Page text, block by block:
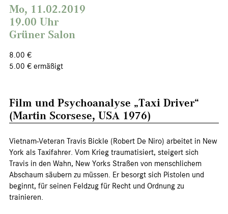
Mo, 11.02.2019
19.00 Uhr
Grüner Salon
8.00 €
5.00 € ermäßigt
Film und Psychoanalyse „Taxi Driver“
(Martin Scorsese, USA 1976)
Vietnam-Veteran Travis Bickle (Robert De Niro) arbeitet in New
York als Taxifahrer. Vom Krieg traumatisiert, steigert sich
Travis in den Wahn, New Yorks Straßen von menschlichem
Abschaum säubern zu müssen. Er besorgt sich Pistolen und
beginnt, für seinen Feldzug für Recht und Ordnung zu
trainieren.